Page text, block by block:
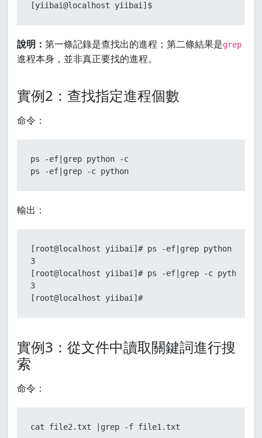
[yiibai@localhost yiibai]$
說明： 第一條記錄是查找出的進程；第二條結果是grep
進程本身，並非真正要找的進程。
實例2：查找指定進程個數
命令：
ps -ef|grep python -c
ps -ef|grep -c python
輸出：
[root@localhost yiibai]# ps -ef|grep python -c
3
[root@localhost yiibai]# ps -ef|grep -c python
3
[root@localhost yiibai]#
實例3：從文件中讀取關鍵詞進行搜
索
命令：
cat file2.txt |grep -f file1.txt